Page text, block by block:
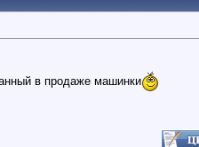
в продаже машинки